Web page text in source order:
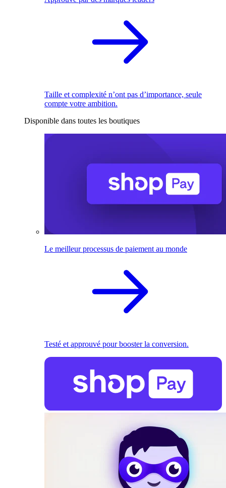
Taille et complexité n’ont pas d’importance, seule
compte votre ambition.
Disponible dans toutes les boutiques
Le meilleur processus de paiement au monde
Testé et approuvé pour booster la conversion.